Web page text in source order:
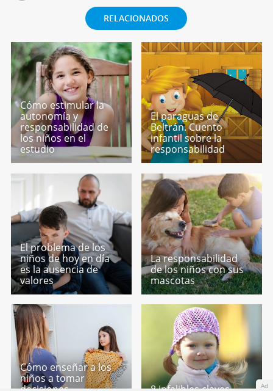
RELACIONADOS
Cómo estimular la
autonomía y
responsabilidad de
los niños en el
estudio
El paraguas de
Beltrán. Cuento
infantil sobre la
responsabilidad
El problema de los
niños de hoy en día
es la ausencia de
valores
La responsabilidad
de los niños con sus
mascotas
Cómo enseñar a los
niños a tomar
Ad